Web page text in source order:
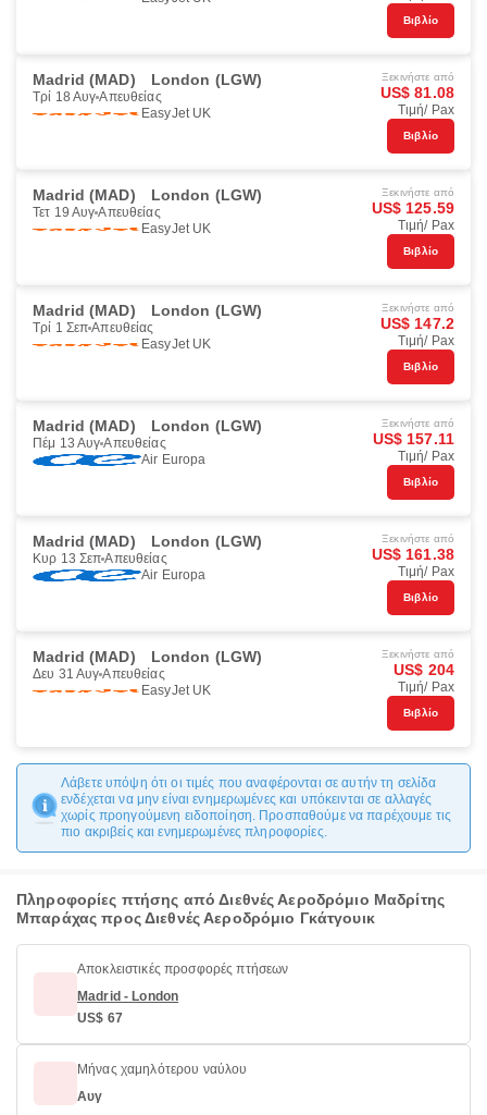
Βιβλίο
Madrid (MAD) London (LGW)
Τρί 18 Αυγ Απευθείας
EasyJet UK
Ξεκινήστε από
US$ 81.08
Τιμή/ Pax
Βιβλίο
Madrid (MAD) London (LGW)
Τετ 19 Αυγ Απευθείας
EasyJet UK
Ξεκινήστε από
US$ 125.59
Τιμή/ Pax
Βιβλίο
Madrid (MAD) London (LGW)
Τρί 1 Σεπ Απευθείας
EasyJet UK
Ξεκινήστε από
US$ 147.2
Τιμή/ Pax
Βιβλίο
Madrid (MAD) London (LGW)
Πέμ 13 Αυγ Απευθείας
Air Europa
Ξεκινήστε από
US$ 157.11
Τιμή/ Pax
Βιβλίο
Madrid (MAD) London (LGW)
Κυρ 13 Σεπ Απευθείας
Air Europa
Ξεκινήστε από
US$ 161.38
Τιμή/ Pax
Βιβλίο
Madrid (MAD) London (LGW)
Δευ 31 Αυγ Απευθείας
EasyJet UK
Ξεκινήστε από
US$ 204
Τιμή/ Pax
Βιβλίο
Λάβετε υπόψη ότι οι τιμές που αναφέρονται σε αυτήν τη σελίδα
ενδέχεται να μην είναι ενημερωμένες και υπόκεινται σε αλλαγές
χωρίς προηγούμενη ειδοποίηση. Προσπαθούμε να παρέχουμε τις
πιο ακριβείς και ενημερωμένες πληροφορίες.
Πληροφορίες πτήσης από Διεθνές Αεροδρόμιο Μαδρίτης
Μπαράχας προς Διεθνές Αεροδρόμιο Γκάτγουικ
Αποκλειστικές προσφορές πτήσεων
Madrid - London
US$ 67
Μήνας χαμηλότερου ναύλου
Αυγ